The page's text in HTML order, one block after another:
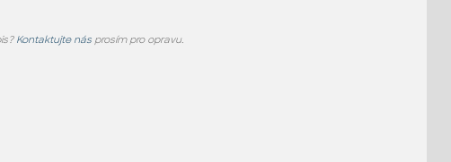
Kontaktujte násprosím pro opravu.